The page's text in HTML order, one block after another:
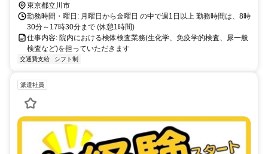
東京都立川市
勤務時間・曜日: 月曜日から金曜日 の中で週1日以上 勤務時間は、8時
30分～17時30分まで (休憩1時間)
仕事内容: 院内における検体検査業務(生化学、免疫学的検査、尿一般
検査など)を担っていただきます
交通費支給 シフト制
派遣社員